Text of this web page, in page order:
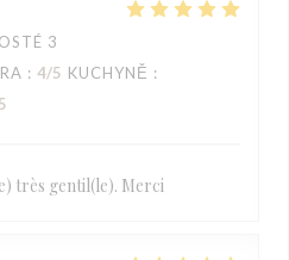
3
: 4/5 KUCHYNĚ :
très gentil(le). Merci